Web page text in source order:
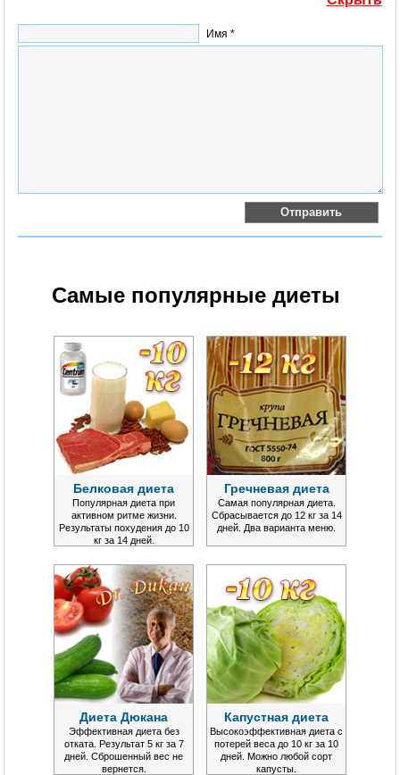
Имя *
Самые популярные диеты
Белковая диета
Популярная диета при
активном ритме жизни.
Результаты похудения до 10
кг за 14 дней.
Гречневая диета
Самая популярная диета.
Сбрасывается до 12 кг за 14
дней. Два варианта меню.
Диета Дюкана
Эффективная диета без
отката. Результат 5 кг за 7
дней. Сброшенный вес не
вернется.
Капустная диета
Высокоэффективная диета с
потерей веса до 10 кг за 10
дней. Можно любой сорт
капусты.